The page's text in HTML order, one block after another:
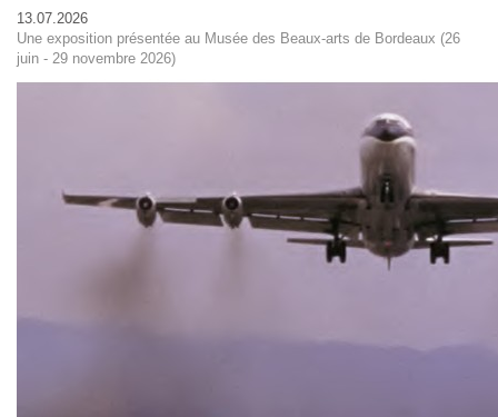
13.07.2026
Une exposition présentée au Musée des Beaux-arts de Bordeaux (26
juin - 29 novembre 2026)